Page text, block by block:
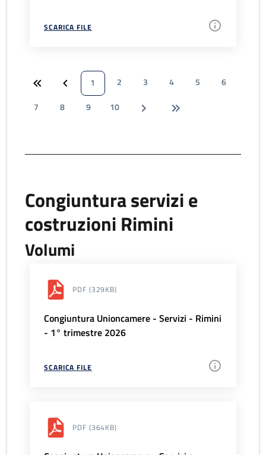
SCARICA FILE
1 2 3 4 5
6
7
8 9 10
Congiuntura servizi e
costruzioni Rimini
Volumi
PDF (329KB)
Congiuntura Unioncamere - Servizi - Rimini
- 1° trimestre 2026
SCARICA FILE
PDF (364KB)